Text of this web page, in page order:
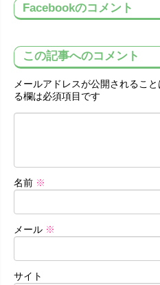
Facebookのコメント
この記事へのコメント
メールアドレスが公開されること
る欄は必須項目です
名前 ※
メール ※
サイト